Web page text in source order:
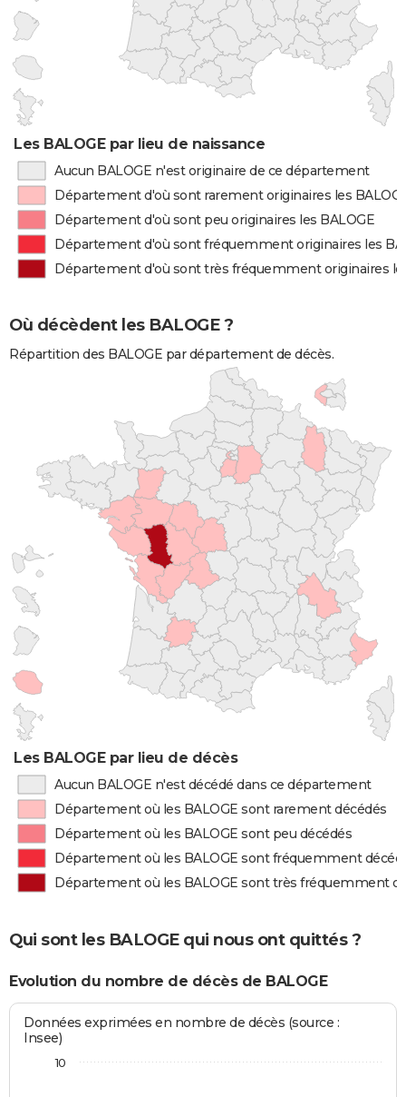
Les BALOGE par lieu de naissance
Aucun BALOGE n'est originaire de ce département
Département d'où sont rarement originaires les
Département d'où sont peu originaires les BALOGE
Département d'où sont fréquemment originaires les
Département d'où sont très fréquemment originaires
Où décèdent les BALOGE ?
Répartition des BALOGE par département de décès.
Les BALOGE par lieu de décès
Aucun BALOGE n'est décédé dans ce département
Département où les BALOGE sont rarement décédés
Département où les BALOGE sont peu décédés
Département où les BALOGE sont fréquemment
Département où les BALOGE sont très fréquemment
Qui sont les BALOGE qui nous ont quittés ?
Evolution du nombre de décès de BALOGE
Données exprimées en nombre de décès (source :
Insee)
10